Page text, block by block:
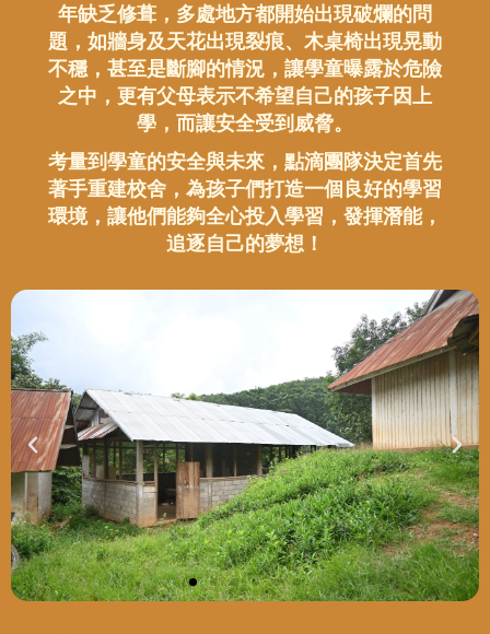
年缺乏修葺，多處地方都開始出現破爛的問
題，如牆身及天花出現裂痕、木桌椅出現晃動
不穩，甚至是斷腳的情況，讓學童曝露於危險
之中，更有父母表示不希望自己的孩子因上
學，而讓安全受到威脅。
考量到學童的安全與未來，點滴團隊決定首先
著手重建校舍，為孩子們打造一個良好的學習
環境，讓他們能夠全心投入學習，發揮潛能，
追逐自己的夢想！